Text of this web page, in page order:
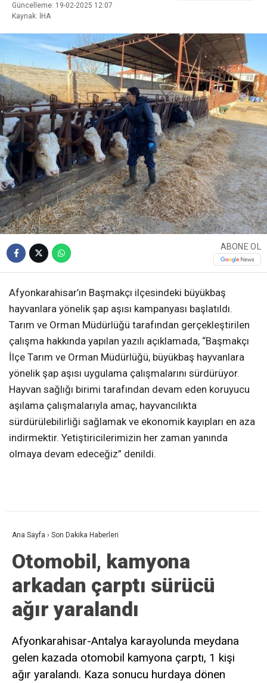
Güncelleme: 19-02-2025 12:07
Kaynak: İHA
ABONE OL
Afyonkarahisar’ın Başmakçı ilçesindeki büyükbaş
hayvanlara yönelik şap aşısı kampanyası başlatıldı.
Tarım ve Orman Müdürlüğü tarafından gerçekleştirilen
çalışma hakkında yapılan yazılı açıklamada, “Başmakçı
İlçe Tarım ve Orman Müdürlüğü, büyükbaş hayvanlara
yönelik şap aşısı uygulama çalışmalarını sürdürüyor.
Hayvan sağlığı birimi tarafından devam eden koruyucu
aşılama çalışmalarıyla amaç, hayvancılıkta
sürdürülebilirliği sağlamak ve ekonomik kayıpları en aza
indirmektir. Yetiştiricilerimizin her zaman yanında
olmaya devam edeceğiz” denildi.
Ana Sayfa › Son Dakika Haberleri
Otomobil, kamyona
arkadan çarptı sürücü
ağır yaralandı
Afyonkarahisar-Antalya karayolunda meydana
gelen kazada otomobil kamyona çarptı, 1 kişi
ağır yaralandı. Kaza sonucu hurdaya dönen